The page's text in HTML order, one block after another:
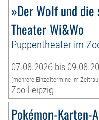
»Der Wolf und
Theater Wi&Wo
Puppentheater im
07.08.2026 bis
(mehrere Einzeltermine im
Zoo Leipzig
Pokémon-Karten-